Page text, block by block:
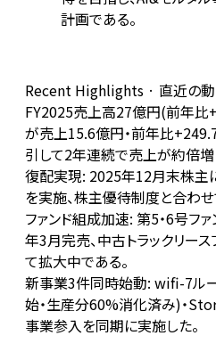
計画である。
Recent Highlights · 直近の
FY2025売上高27億円(前年比
が売上15.6億円・前年比
引して2年連続で売上が約倍増
復配実現: 2025年12月末株主
を実施、株主優待制度と合わ
ファンド組成加速: 第5・6号フ
年3月完売、中古トラックリー
て拡大中である。
新事業3件同時始動: wifi-7ル
始・生産分60%消化済み)・
事業参入を同期に実施した。